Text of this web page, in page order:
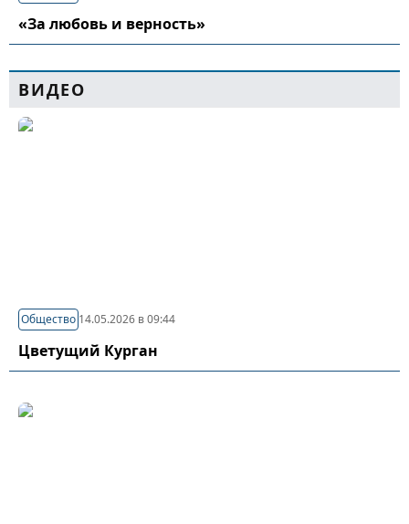
«За любовь и верность»
ВИДЕО
Общество 14.05.2026 в 09:44
Цветущий Курган